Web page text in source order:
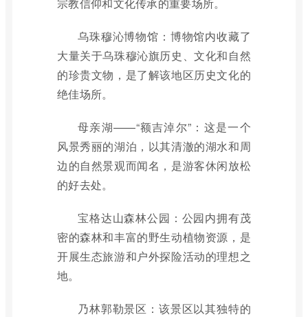
乌珠穆沁博物馆：博物馆内收藏了
大量关于乌珠穆沁旗历史、文化和自然
的珍贵文物，是了解该地区历史文化的
绝佳场所。
母亲湖——“额吉淖尔”：这是一个
风景秀丽的湖泊，以其清澈的湖水和周
边的自然景观而闻名，是游客休闲放松
的好去处。
宝格达山森林公园：公园内拥有茂
密的森林和丰富的野生动植物资源，是
开展生态旅游和户外探险活动的理想之
地。
乃林郭勒景区：该景区以其独特的